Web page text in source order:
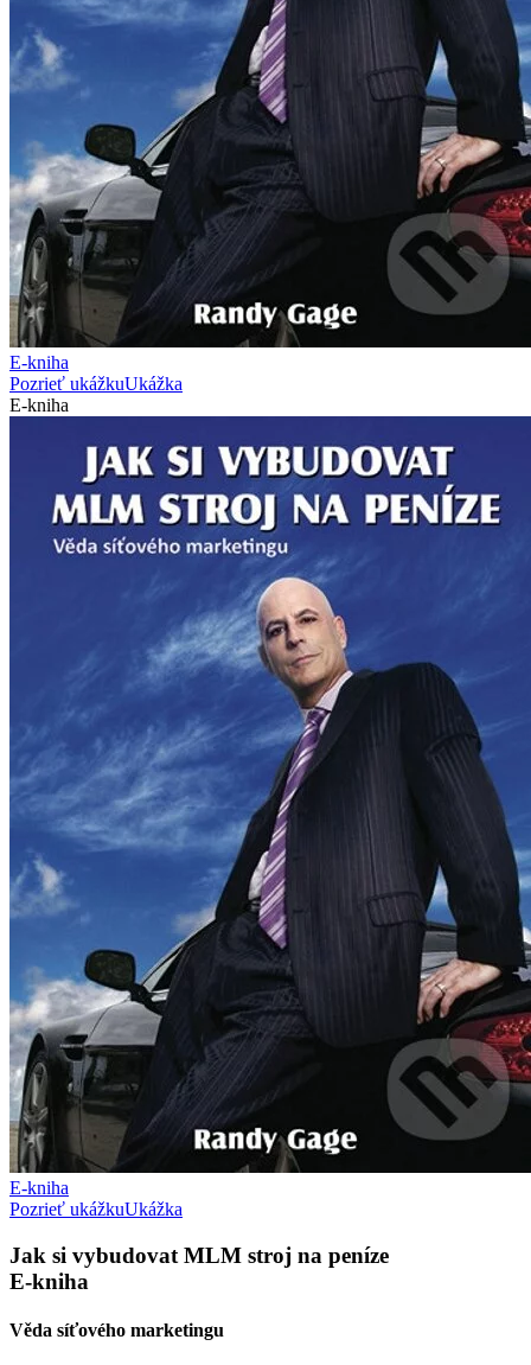
E-kniha
Pozrieť ukážkuUkážka
E-kniha
E-kniha
Pozrieť ukážkuUkážka
Jak si vybudovat MLM stroj na peníze
E-kniha
Věda síťového marketingu